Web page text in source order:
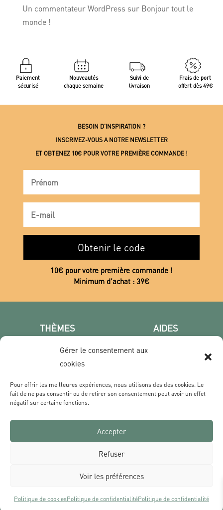
Gérer le consentement aux
cookies
Pour offrir les meilleures expériences, nous utilisons des des cookies. Le
fait de ne pas consentir ou de retirer son consentement peut avoir un effet
négatif sur certaine fonctions.
Accepter
Refuser
Voir les préférences
Politique de cookiesPolitique de confidentialitéPolitique de confidentialité
Un commentateur WordPress sur Bonjour tout le
monde !
Paiement
sécurisé
Nouveautés
chaque semaine
Suivi de
livraison
Frais de port
offert dès 49€
BESOIN D’INSPIRATION ?
INSCRIVEZ-VOUS A NOTRE NEWSLETTER
ET OBTENEZ 10€ POUR VOTRE PREMIÈRE COMMANDE !
Obtenir le code
10€ pour votre première commande !
Minimum d’achat : 39€
THÈMES
Poster photo
Film & Série
AIDES
Livraisons & Retours
Tous les prix s’entendent TVA comprise et hors frais de port | Réalisé par Des Sources Studio